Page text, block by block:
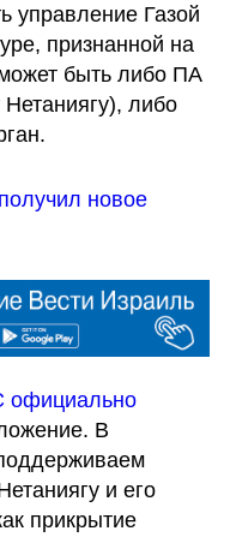
управление Газой
признанной на
быть либо ПА
Нетаниягу), либо
новое
В
и его
прикрытие